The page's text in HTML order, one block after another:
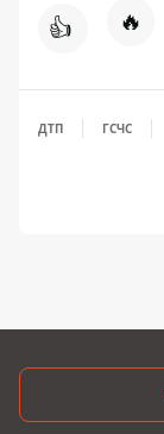
👍 🔥
ДТП ГСЧС